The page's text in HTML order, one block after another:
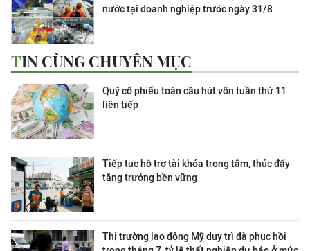
nước tại doanh nghiệp trước ngày 31/8
TIN CÙNG CHUYÊN MỤC
Quỹ cổ phiếu toàn cầu hút vốn tuần thứ 11
liên tiếp
Tiếp tục hỗ trợ tài khóa trọng tâm, thúc đẩy
tăng trưởng bền vững
Thị trường lao động Mỹ duy trì đà phục hồi